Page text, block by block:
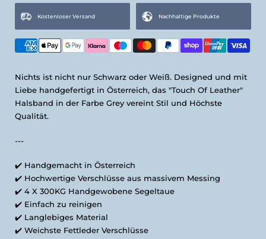
Kostenloser Versand Nachhaltige Produkte
Nichts ist nicht nur Schwarz oder Weiß. Designed und mit
Liebe handgefertigt in Österreich, das "Touch Of Leather"
Halsband in der Farbe Grey vereint Stil und Höchste
Qualität.
---
✔️ Handgemacht in Österreich
✔️ Hochwertige Verschlüsse aus massivem Messing
✔️ 4 X 300KG Handgewobene Segeltaue
✔️ Einfach zu reinigen
✔️ Langlebiges Material
✔️ Weichste Fettleder Verschlüsse